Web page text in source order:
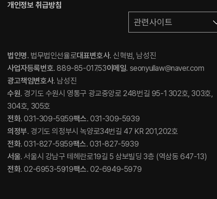
개인정보 취급방침
관련사이트
법인명. 법무법인선율로대표변호사. 신혁범, 남성진
사업자등록번호. 889-85-01753이메일. seonyullaw@naver.com
광고책임변호사. 남성진
수원. 경기도 수원시 영통구 광교중앙로 248번길 95-1 302호, 303호,
304호, 305호
전화. 031-309-5959팩스. 031-309-5939
의정부. 경기도 의정부시 녹양로34번길 47 KR 201,202호
전화. 031-827-5959팩스. 031-827-5939
서울. 서울시 강남구 테헤란로19길 5 삼보빌딩 3층 (역삼동 647-13)
전화. 02-6953-5919팩스. 02-6949-5979